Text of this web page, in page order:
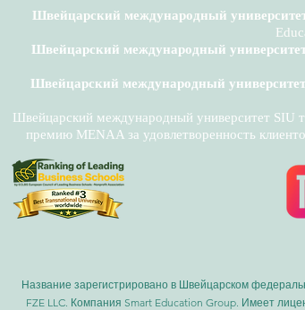
Швейцарский международный
Швейцарский международный
Швейцарский международный
Швейцарский международный университет SIU
премию MENAA за удовлетворенность
Название зарегистрировано в Швейцарском
FZE LLC. Компания Smart Education Group. Имеет